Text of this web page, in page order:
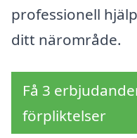
professionell
ditt närområde.
Få 3
förpliktelser